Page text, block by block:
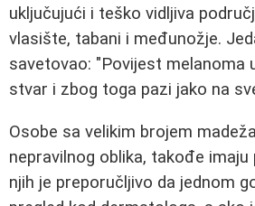
uključujući i teško vidljiva
vlasište, tabani i međunožje.
savetovao: "Povijest melanoma
stvar i zbog toga pazi jako na
Osobe sa velikim brojem
nepravilnog oblika, takođe imaju
njih je preporučljivo da jednom